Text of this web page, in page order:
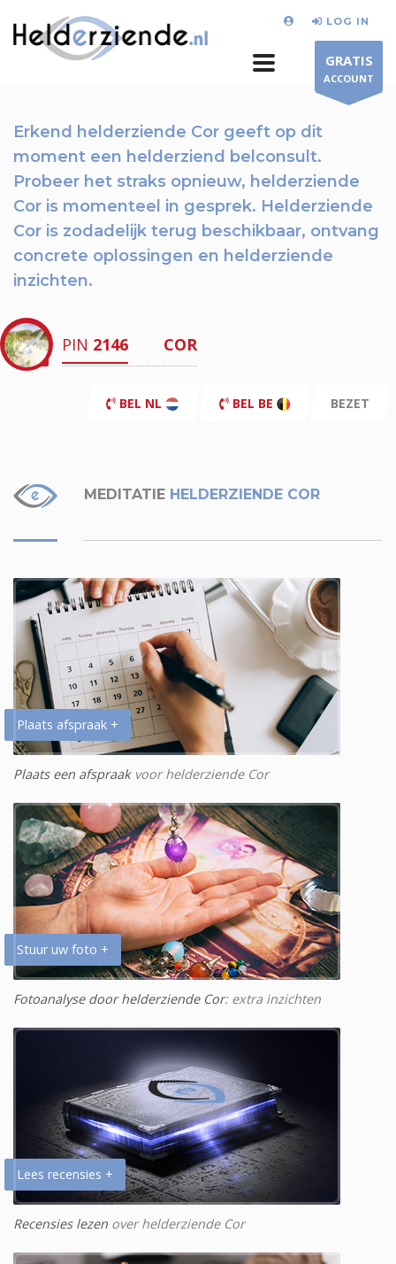
LOG IN
GRATIS
ACCOUNT
Erkend helderziende Cor geeft op dit
moment een helderziend belconsult.
Probeer het straks opnieuw, helderziende
Cor is momenteel in gesprek. Helderziende
Cor is zodadelijk terug beschikbaar, ontvang
concrete oplossingen en helderziende
inzichten.
PIN 2146 COR
BEL NL BEL BE BEZET
MEDITATIE HELDERZIENDE COR
Plaats afspraak +
Plaats een afspraakvoor helderziende Cor
Stuur uw foto +
Fotoanalyse door helderziende Cor: extra inzichten
Lees recensies +
Recensies lezen over helderziende Cor